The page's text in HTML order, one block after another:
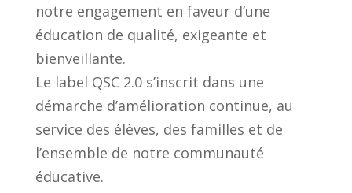
notre engagement en faveur d’une
éducation de qualité, exigeante et
bienveillante.
Le label QSC 2.0 s’inscrit dans une
démarche d’amélioration continue, au
service des élèves, des familles et de
l’ensemble de notre communauté
éducative.